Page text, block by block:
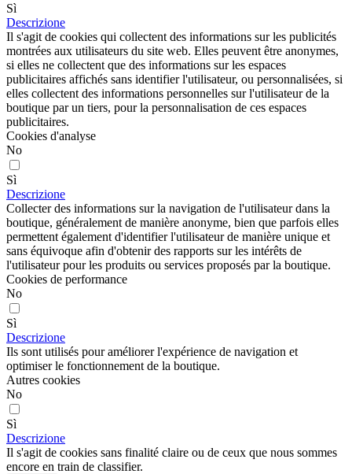
Sì
Descrizione
Il s'agit de cookies qui collectent des informations sur les publicités
montrées aux utilisateurs du site web. Elles peuvent être anonymes,
si elles ne collectent que des informations sur les espaces
publicitaires affichés sans identifier l'utilisateur, ou personnalisées, si
elles collectent des informations personnelles sur l'utilisateur de la
boutique par un tiers, pour la personnalisation de ces espaces
publicitaires.
Cookies d'analyse
No
Sì
Descrizione
Collecter des informations sur la navigation de l'utilisateur dans la
boutique, généralement de manière anonyme, bien que parfois elles
permettent également d'identifier l'utilisateur de manière unique et
sans équivoque afin d'obtenir des rapports sur les intérêts de
l'utilisateur pour les produits ou services proposés par la boutique.
Cookies de performance
No
Sì
Descrizione
Ils sont utilisés pour améliorer l'expérience de navigation et
optimiser le fonctionnement de la boutique.
Autres cookies
No
Sì
Descrizione
Il s'agit de cookies sans finalité claire ou de ceux que nous sommes
encore en train de classifier.